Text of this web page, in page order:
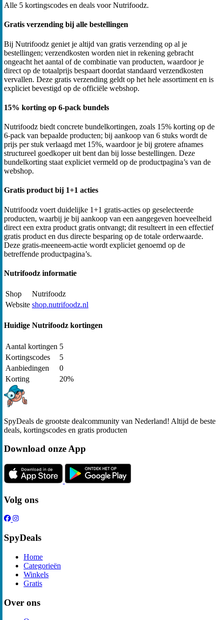
Alle 5 kortingscodes en deals voor Nutrifoodz.
Gratis verzending bij alle bestellingen
Bij Nutrifoodz geniet je altijd van gratis verzending op al je
bestellingen; verzendkosten worden niet in rekening gebracht
ongeacht het aantal of de combinatie van producten, waardoor je
direct op de totaalprijs bespaart doordat standaard verzendkosten
vervallen. Deze gratis verzending geldt op het hele assortiment en is
expliciet bevestigd op de officiële webshop.
15% korting op 6-pack bundels
Nutrifoodz biedt concrete bundelkortingen, zoals 15% korting op de
6-pack van bepaalde producten; bij aankoop van 6 stuks wordt de
prijs per stuk verlaagd met 15%, waardoor je bij grotere afnames
structureel goedkoper uit bent dan bij losse bestellingen. Deze
bundelkorting staat expliciet vermeld op de productpagina’s van de
webshop.
Gratis product bij 1+1 acties
Nutrifoodz voert duidelijke 1+1 gratis-acties op geselecteerde
producten, waarbij je bij aankoop van een aangegeven hoeveelheid
direct een extra product gratis ontvangt; dit resulteert in een effectief
gratis product en dus directe besparing op de totale orderwaarde.
Deze gratis-meeneem-actie wordt expliciet genoemd op de
betreffende productpagina’s.
Nutrifoodz informatie
Shop
Nutrifoodz
Website shop.nutrifoodz.nl
Huidige Nutrifoodz kortingen
Aantal kortingen 5
Kortingscodes
5
Aanbiedingen
0
Korting
20%
SpyDeals de grootste dealcommunity van Nederland! Altijd de beste
deals, kortingscodes en gratis producten
Download onze App
Volg ons
SpyDeals
Home
Categorieën
Winkels
Gratis
Over ons